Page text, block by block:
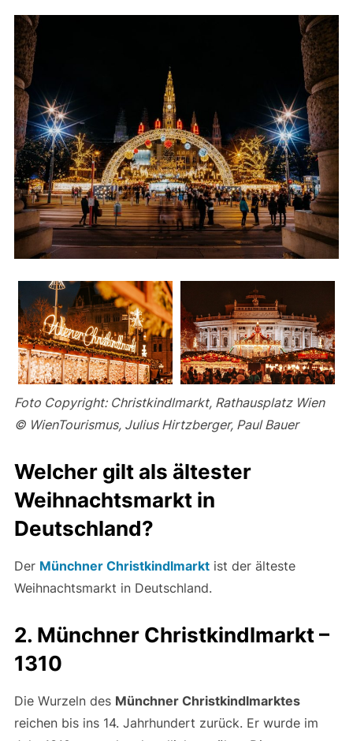
Foto Copyright: Christkindlmarkt, Rathausplatz Wien
© WienTourismus, Julius Hirtzberger, Paul Bauer
Welcher gilt als ältester
Weihnachtsmarkt in
Deutschland?
Der Münchner Christkindlmarktist der älteste
Weihnachtsmarkt in Deutschland.
2. Münchner Christkindlmarkt –
1310
Die Wurzeln des Münchner Christkindlmarktes
reichen bis ins 14. Jahrhundert zurück. Er wurde im